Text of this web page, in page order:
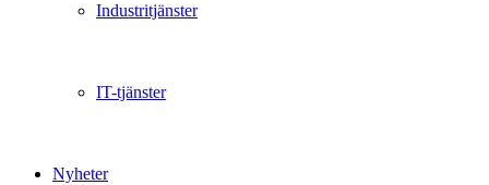
Industritjänster
IT-tjänster
Nyheter